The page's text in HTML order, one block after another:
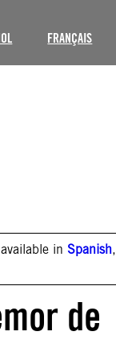
FRANÇAIS
inSpanish,
de